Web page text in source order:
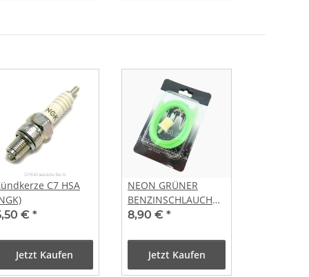
C7 HSA
€ *
Jetzt Kaufen
NEON GRÜNER
BENZINSCHLAUCH
100cm mit
SET
8,90 € *
Jetzt Kaufen